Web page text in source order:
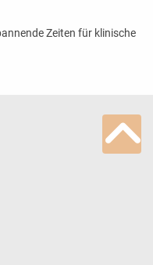
Zeiten für klinische